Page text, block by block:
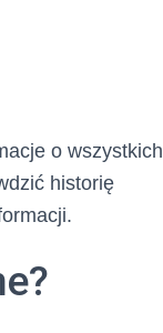
o wszystkich
historię